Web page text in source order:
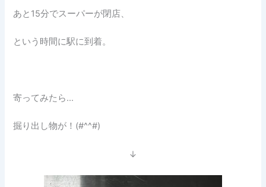
あと15分でスーパーが閉店、
という時間に駅に到着。
寄ってみたら…
掘り出し物が！(#^^#)
↓